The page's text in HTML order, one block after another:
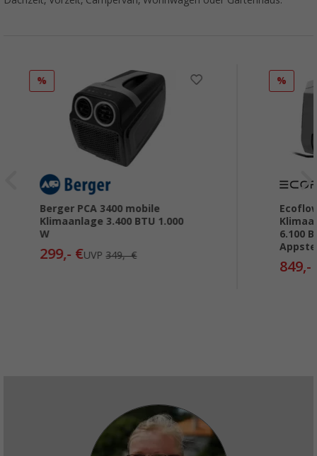
%
Berger PCA 3400 mobile
Klimaanlage 3.400 BTU 1.000
W
299,- €UVP349,- €
%
6.100
849,-